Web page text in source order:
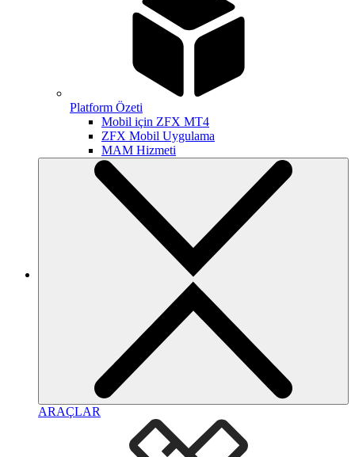
Platform Özeti
Mobil için ZFX MT4
ZFX Mobil Uygulama
MAM Hizmeti
ARAÇLAR